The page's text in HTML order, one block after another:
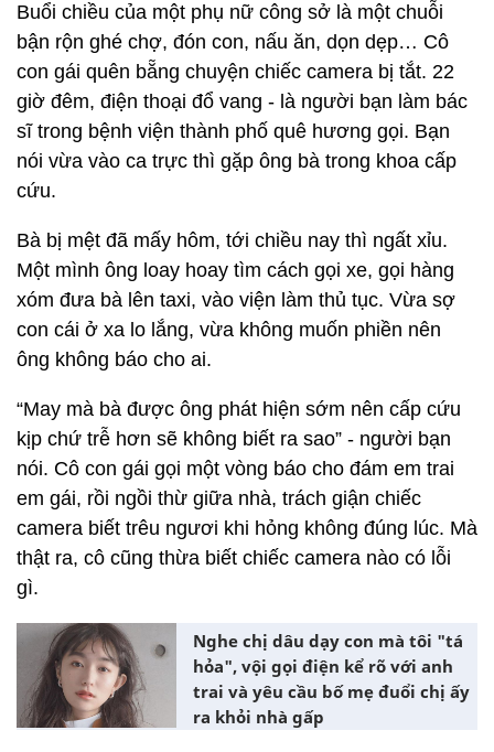
Buổi chiều của một phụ nữ công sở là một chuỗi
bận rộn ghé chợ, đón con, nấu ăn, dọn dẹp… Cô
con gái quên bẵng chuyện chiếc camera bị tắt. 22
giờ đêm, điện thoại đổ vang - là người bạn làm bác
sĩ trong bệnh viện thành phố quê hương gọi. Bạn
nói vừa vào ca trực thì gặp ông bà trong khoa cấp
cứu.
Bà bị mệt đã mấy hôm, tới chiều nay thì ngất xỉu.
Một mình ông loay hoay tìm cách gọi xe, gọi hàng
xóm đưa bà lên taxi, vào viện làm thủ tục. Vừa sợ
con cái ở xa lo lắng, vừa không muốn phiền nên
ông không báo cho ai.
“May mà bà được ông phát hiện sớm nên cấp cứu
kịp chứ trễ hơn sẽ không biết ra sao” - người bạn
nói. Cô con gái gọi một vòng báo cho đám em trai
em gái, rồi ngồi thừ giữa nhà, trách giận chiếc
camera biết trêu ngươi khi hỏng không đúng lúc. Mà
thật ra, cô cũng thừa biết chiếc camera nào có lỗi
gì.
Nghe chị dâu dạy con mà tôi "tá
hỏa", vội gọi điện kể rõ với anh
trai và yêu cầu bố mẹ đuổi chị ấy
ra khỏi nhà gấp